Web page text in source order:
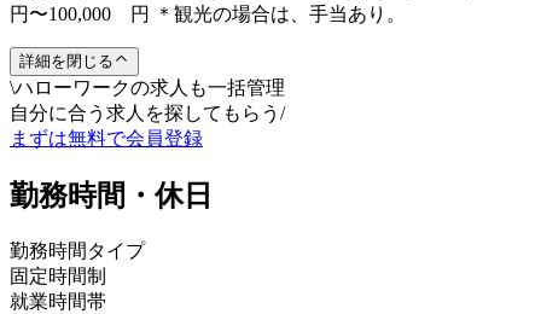
円〜100,000 円 ＊観光の場合は、手当あり。
詳細を閉じる
\ハローワークの求人も一括管理
自分に合う求人を探してもらう /
まずは無料で会員登録
勤務時間・休日
勤務時間タイプ
固定時間制
就業時間帯